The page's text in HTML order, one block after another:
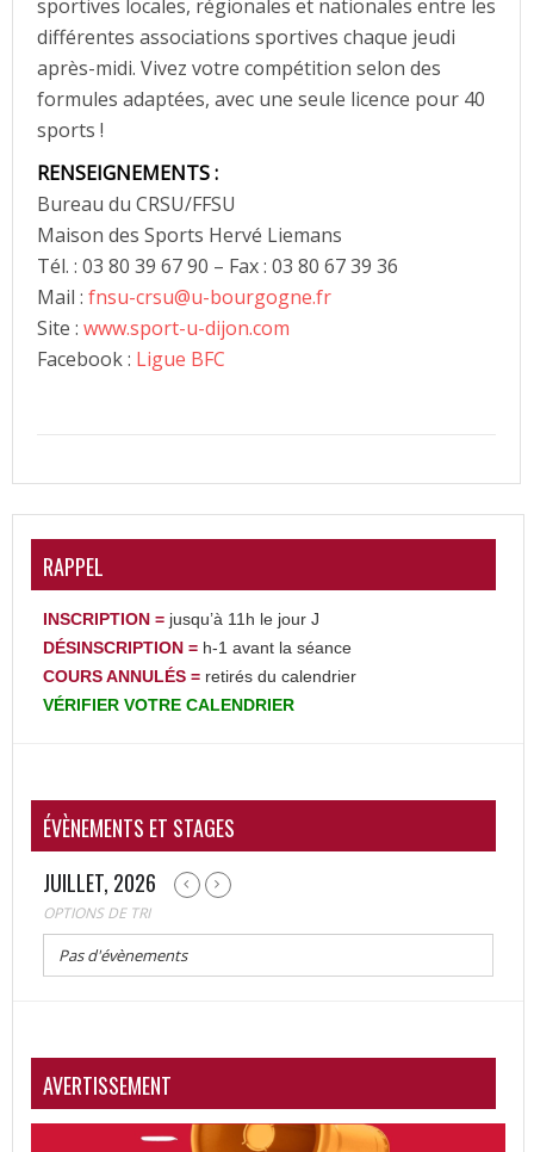
sportives locales, régionales et nationales entre les
différentes associations sportives chaque jeudi
après-midi. Vivez votre compétition selon des
formules adaptées, avec une seule licence pour 40
sports !
RENSEIGNEMENTS :
Bureau du CRSU/FFSU
Maison des Sports Hervé Liemans
Tél. : 03 80 39 67 90 – Fax : 03 80 67 39 36
Mail : fnsu-crsu@u-bourgogne.fr
Site : www.sport-u-dijon.com
Facebook : Ligue BFC
RAPPEL
INSCRIPTION = jusqu’à 11h le jour J
DÉSINSCRIPTION = h-1 avant la séance
COURS ANNULÉS = retirés du calendrier
VÉRIFIER VOTRE CALENDRIER
ÉVÈNEMENTS ET STAGES
JUILLET, 2026
OPTIONS DE TRI
Pas d'évènements
AVERTISSEMENT